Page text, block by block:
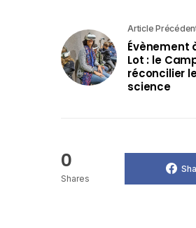
Article
Évènement
Lot : le
réconcilier
science
0
Shares